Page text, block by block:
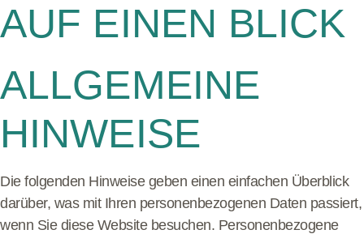
AUF EINEN BLICK
ALLGEMEINE
HINWEISE
Die folgenden Hinweise geben einen einfachen Überblick
darüber, was mit Ihren personenbezogenen Daten passiert,
wenn Sie diese Website besuchen. Personenbezogene